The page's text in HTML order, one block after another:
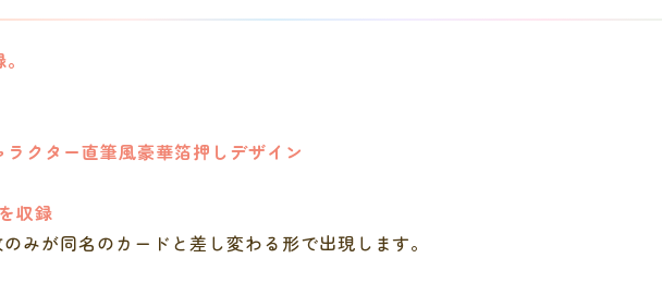
クター直筆風豪華箔押しデザイン
収録
みが同名のカードと差し変わる形で出現します。